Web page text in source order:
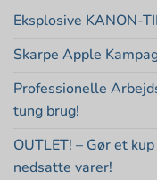
Eksplosive KANON-
Skarpe Apple
Professionelle
tung brug!
OUTLET! – Gør et
nedsatte varer!